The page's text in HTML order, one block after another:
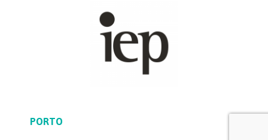
PORTO